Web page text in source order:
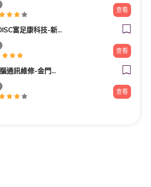
查看
FOOTDISC富足康科技-新光三越-桃園站前店
查看
古都電腦通訊維修-金門電腦筆電維修/安裝/重灌/資料救援/電腦零件推薦
查看